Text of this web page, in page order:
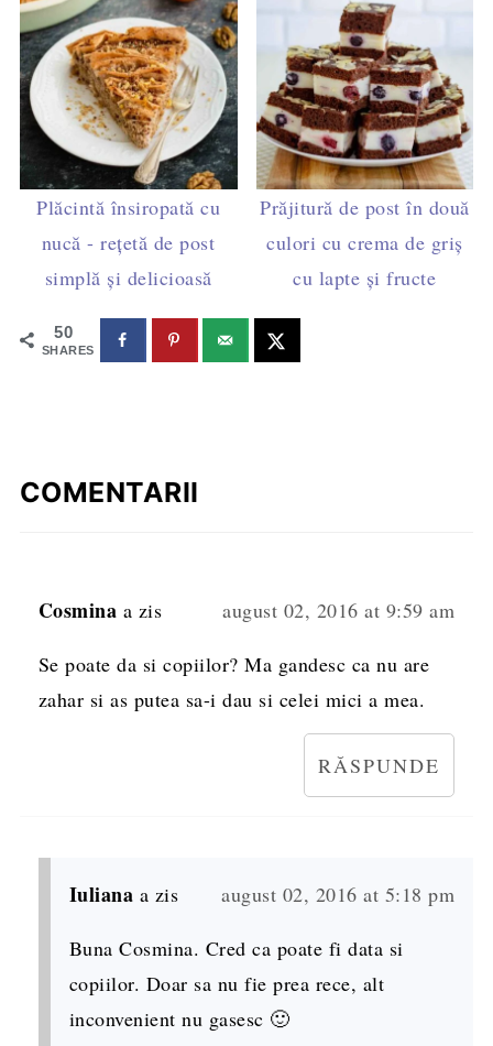
Plăcintă însiropată cu
nucă - rețetă de post
simplă și delicioasă
Prăjitură de post în două
culori cu crema de griș
cu lapte și fructe
50
SHARES
COMENTARII
Cosmina a zis august 02, 2016 at 9:59 am
Se poate da si copiilor? Ma gandesc ca nu are
zahar si as putea sa-i dau si celei mici a mea.
RĂSPUNDE
Iuliana a zis august 02, 2016 at 5:18 pm
Buna Cosmina. Cred ca poate fi data si
copiilor. Doar sa nu fie prea rece, alt
inconvenient nu gasesc 🙂